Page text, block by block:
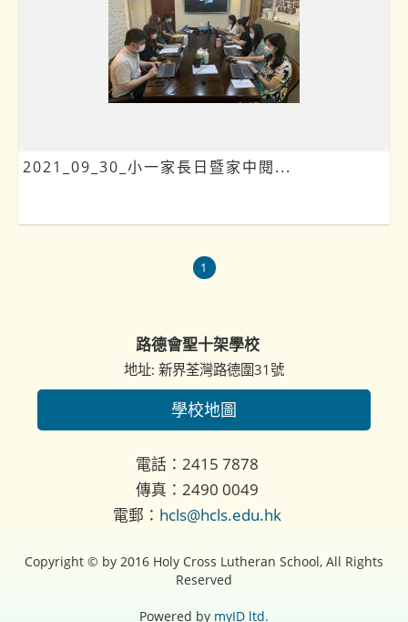
2021_09_30_小一家長日暨家中閱...
1
路德會聖十架學校
地址: 新界荃灣路德圍31號
學校地圖
電話：2415 7878
傳真：2490 0049
電郵： hcls@hcls.edu.hk
Copyright © by 2016 Holy Cross Lutheran School, All Rights
Reserved
Powered by myID ltd.